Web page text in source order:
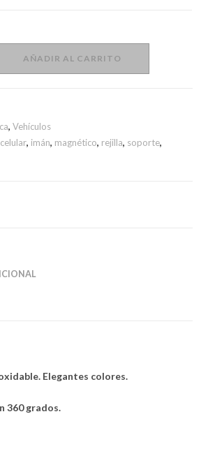
AÑADIR AL CARRITO
,Vehículos
celular, imán, magnético, rejilla, soporte,
Elegantes colores.
360 grados.